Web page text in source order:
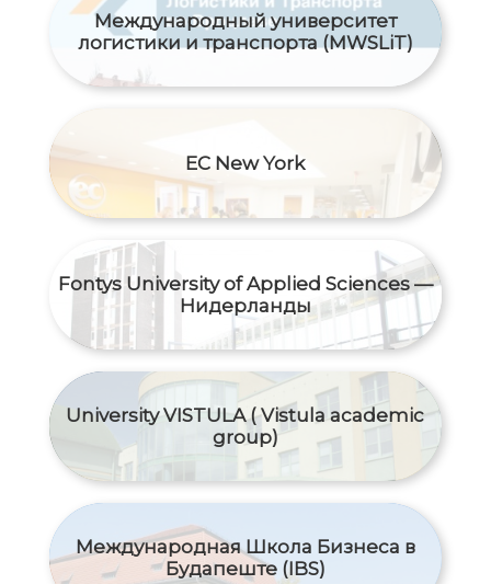
Международный yниверситет
логистики и транспорта (MWSLiT)
EC New York
Fontys University of Applied Sciences —
Нидерланды
University VISTULA ( Vistula academic
group)
Международная Школа Бизнеса в
Будапеште (IBS)